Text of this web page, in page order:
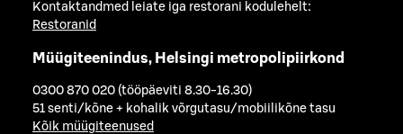
Kontaktandmed leiate iga restorani kodulehelt:
Restoranid
Müügiteenindus, Helsingi metropolipiirkond
0300 870 020 (tööpäeviti 8.30-16.30)
51 senti/kõne + kohalik võrgutasu/mobiilikõne tasu
Kõik müügiteenused